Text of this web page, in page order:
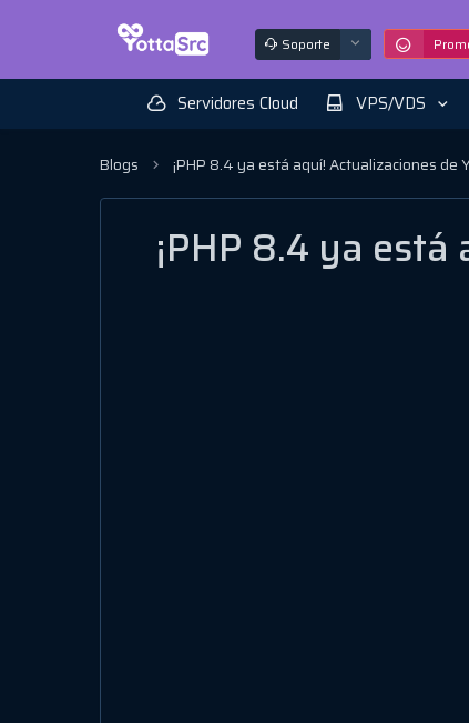
Soporte
Servidores Cloud VPS/VDS
Blogs ¡PHP 8.4 ya está aquí! Actualizaciones
¡PHP 8.4 ya